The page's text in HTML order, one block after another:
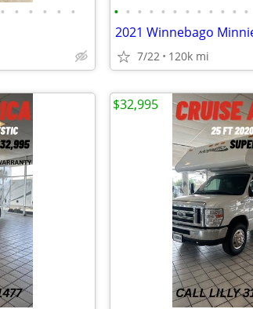
• • • • • • • • • • • • • • • • • •
7/22 120k mi
$32,995